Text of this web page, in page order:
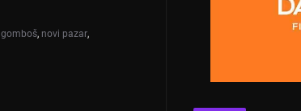
, novi pazar,